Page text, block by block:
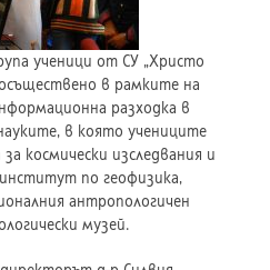
ученици от СУ „Христо
в рамките на
разходка в
в която учениците
космически изследвания и
по геофизика,
антропологичен
музей.